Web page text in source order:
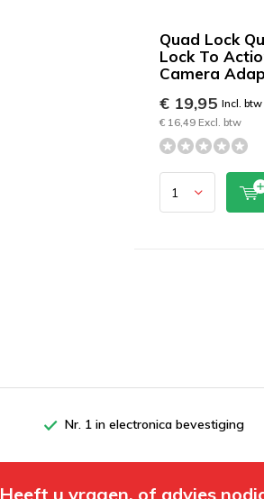
Quad Lock
Lock To
Camera
€ 19,95 Incl. btw
€ 16,49 Excl. btw
Nr. 1 in electronica bevestiging
Heeft u vragen, of advies